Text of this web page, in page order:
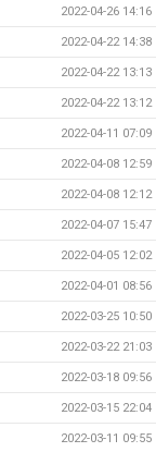
2022-04-26 14:16
2022-04-22 14:38
2022-04-22 13:13
2022-04-22 13:12
2022-04-11 07:09
2022-04-08 12:59
2022-04-08 12:12
2022-04-07 15:47
2022-04-05 12:02
2022-04-01 08:56
2022-03-25 10:50
2022-03-22 21:03
2022-03-18 09:56
2022-03-15 22:04
2022-03-11 09:55